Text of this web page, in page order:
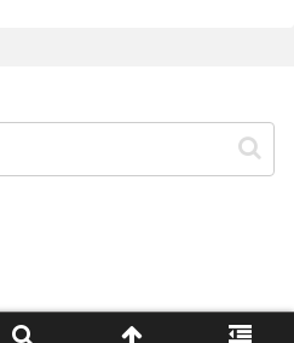
All Rights Reserved.